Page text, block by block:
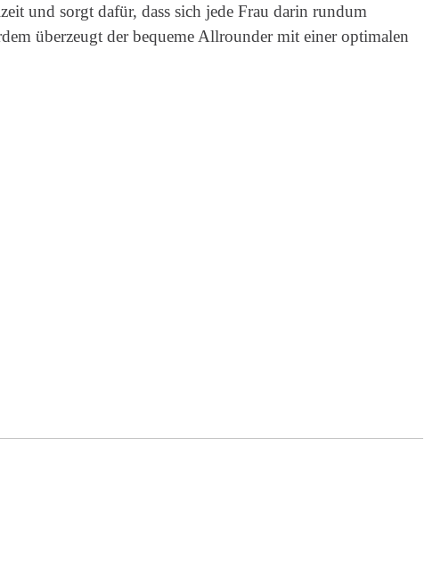
und sorgt dafür, dass sich jede Frau darin rundum
überzeugt der bequeme Allrounder mit einer optimalen